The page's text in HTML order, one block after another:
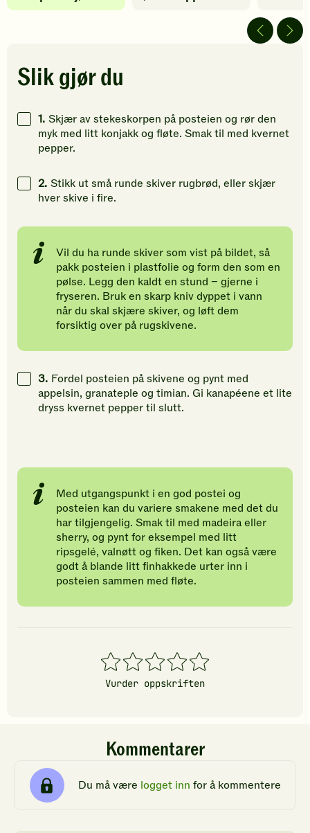
fått
stjerner.
Klikk
å
gi
vurdering.
gi
din
5
av
gi
din
Slik gjør du
1. Skjær av stekeskorpen på posteien og rør den
myk med litt konjakk og fløte. Smak til med kvernet
pepper.
2. Stikk ut små runde skiver rugbrød, eller skjær
hver skive i fire.
Vil du ha runde skiver som vist på bildet, så
pakk posteien i plastfolie og form den som en
pølse. Legg den kaldt en stund – gjerne i
fryseren. Bruk en skarp kniv dyppet i vann
når du skal skjære skiver, og løft dem
forsiktig over på rugskivene.
3. Fordel posteien på skivene og pynt med
appelsin, granateple og timian. Gi kanapéene et lite
dryss kvernet pepper til slutt.
Med utgangspunkt i en god postei og
posteien kan du variere smakene med det du
har tilgjengelig. Smak til med madeira eller
sherry, og pynt for eksempel med litt
ripsgelé, valnøtt og fiken. Det kan også være
godt å blande litt finhakkede urter inn i
posteien sammen med fløte.
1
stjerner
2
stjerner
3
stjerner
4
stjerner
5
stjerner
Vurder oppskriften
Kommentarer
Du må være logget inn for å kommentere